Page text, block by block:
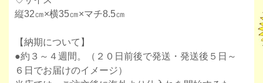
縦32㎝×横35㎝×マチ8.5㎝
【納期について】
●約３～４週間。（２０日前後で発送・発送後５日～
６日でお届けのイメージ）